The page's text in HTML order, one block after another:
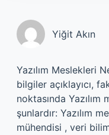
Yiğit Akın
Yazılım Meslekleri
bilgiler açıklayıcı,
noktasında Yazılım
şunlardır: Yazılım
mühendisi , veri